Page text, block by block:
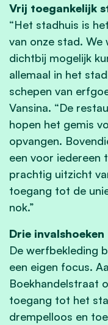
Vrij toegankelijk
“Het stadhuis is
van onze stad. We
dichtbij mogelijk
allemaal in het
schepen van
Vansina. “De
hopen het gemis
opvangen.
een voor iedereen
prachtig uitzicht
toegang tot de
nok.”
Drie invalshoeken
De werfbekleding
een eigen focus.
Boekhandelstraat
toegang tot het
drempelloos en